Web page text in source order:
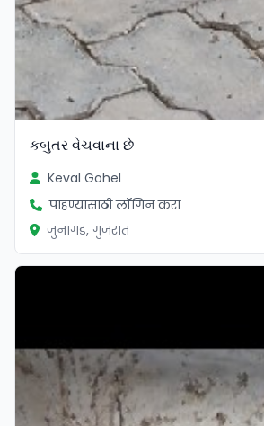
કબુતર વેચવાના છે
Keval Gohel
पाहण्यासाठी लॉगिन करा
जुनागड, गुजरात